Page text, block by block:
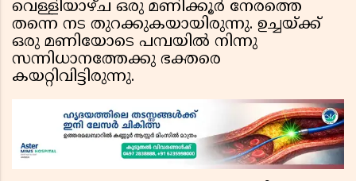
വെള്ളിയാഴ്ച ഒരു മണിക്കൂര്‍ നേരത്തെ
തന്നെ നട തുറക്കുകയായിരുന്നു. ഉച്ചയ്ക്ക്
ഒരു മണിയോടെ പമ്പയില്‍ നിന്നു
സന്നിധാനത്തേക്കു ഭക്തരെ
കയറ്റിവിട്ടിരുന്നു.